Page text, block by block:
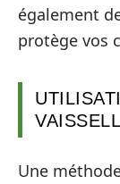
également
protège vos
Une